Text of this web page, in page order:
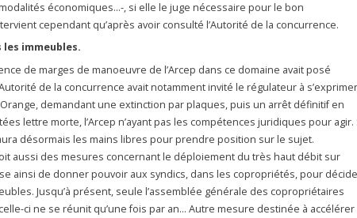
économiques…-, si elle le juge nécessaire pour le bon
cependant qu’après avoir consulté l’Autorité de la concurrence.
immeubles.
de marges de manoeuvre de l’Arcep dans ce domaine avait posé
de la concurrence avait notamment invité le régulateur à s’exprimer
demandant une extinction par plaques, puis un arrêt définitif en
lettre morte, l’Arcep n’ayant pas les compétences juridiques pour agir.
désormais les mains libres pour prendre position sur le sujet.
aussi des mesures concernant le déploiement du très haut débit sur
ainsi de donner pouvoir aux syndics, dans les copropriétés, pour
Jusqu’à présent, seule l’assemblée générale des copropriétaires
ci ne se réunit qu’une fois par an… Autre mesure destinée à accélérer